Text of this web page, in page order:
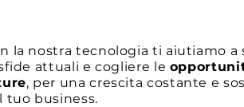
Scopri
Difesa e
Strategiche
la nostra tecnologia ti aiutiamo a
attuali e cogliere le
, per una crescita costante e
tuo business.